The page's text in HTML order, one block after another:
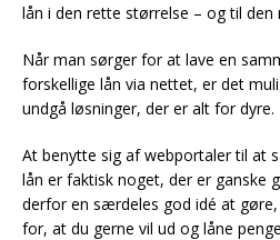
lån i den rette størrelse – og til den
Når man sørger for at lave en
forskellige lån via nettet, er det
undgå løsninger, der er alt for dyre.
At benytte sig af webportaler til at
lån er faktisk noget, der er ganske
derfor en særdeles god idé at
for, at du gerne vil ud og låne